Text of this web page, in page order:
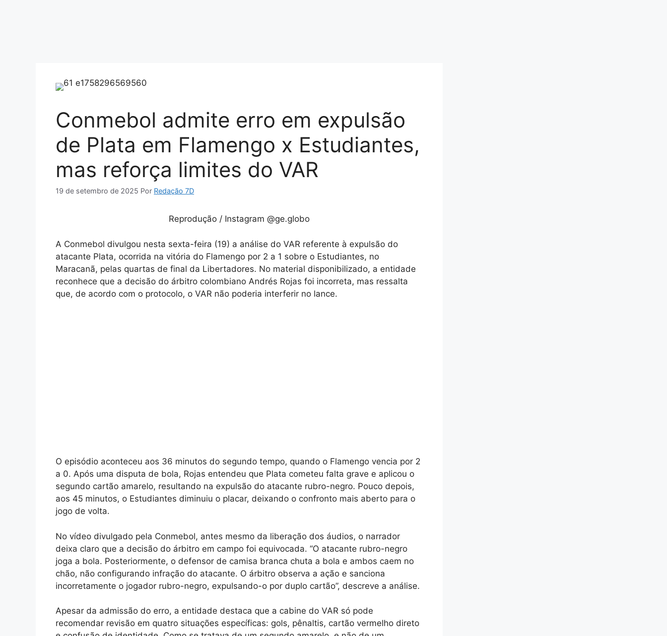
Conmebol admite erro em expulsão
de Plata em Flamengo x Estudiantes,
mas reforça limites do VAR
19 de setembro de 2025 Por Redação 7D
Reprodução / Instagram @ge.globo
A Conmebol divulgou nesta sexta-feira (19) a análise do VAR referente à expulsão do
atacante Plata, ocorrida na vitória do Flamengo por 2 a 1 sobre o Estudiantes, no
Maracanã, pelas quartas de final da Libertadores. No material disponibilizado, a entidade
reconhece que a decisão do árbitro colombiano Andrés Rojas foi incorreta, mas ressalta
que, de acordo com o protocolo, o VAR não poderia interferir no lance.
O episódio aconteceu aos 36 minutos do segundo tempo, quando o Flamengo vencia por 2
a 0. Após uma disputa de bola, Rojas entendeu que Plata cometeu falta grave e aplicou o
segundo cartão amarelo, resultando na expulsão do atacante rubro-negro. Pouco depois,
aos 45 minutos, o Estudiantes diminuiu o placar, deixando o confronto mais aberto para o
jogo de volta.
No vídeo divulgado pela Conmebol, antes mesmo da liberação dos áudios, o narrador
deixa claro que a decisão do árbitro em campo foi equivocada. “O atacante rubro-negro
joga a bola. Posteriormente, o defensor de camisa branca chuta a bola e ambos caem no
chão, não configurando infração do atacante. O árbitro observa a ação e sanciona
incorretamente o jogador rubro-negro, expulsando-o por duplo cartão”, descreve a análise.
Apesar da admissão do erro, a entidade destaca que a cabine do VAR só pode
recomendar revisão em quatro situações específicas: gols, pênaltis, cartão vermelho direto